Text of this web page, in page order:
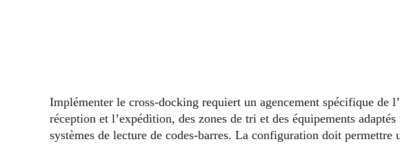
Implémenter le cross-docking requiert un agencement spécifique de
réception et l’expédition, des zones de tri et des équipements
systèmes de lecture de codes-barres. La configuration doit